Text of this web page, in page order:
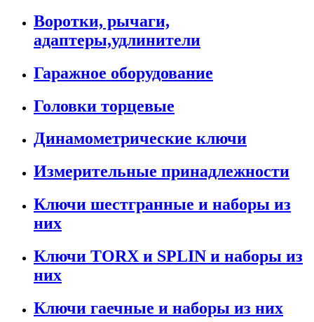
Воротки, рычаги,
адаптеры,удлинители
Гаражное оборудование
Головки торцевые
Динамометрические ключи
Измерительные принадлежности
Ключи шестгранные и наборы из
них
Ключи TORX и SPLIN и наборы из
них
Ключи гаечные и наборы из них